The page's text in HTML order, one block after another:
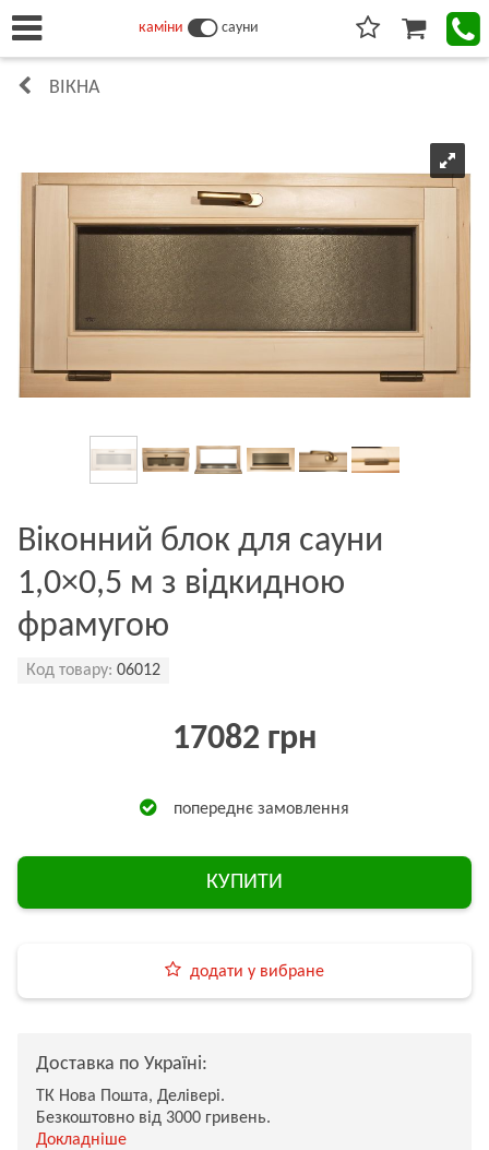
каміни сауни
ВІКНА
Віконний блок для сауни
1,0×0,5 м з відкидною
фрамугою
Код товару: 06012
17082 грн
попереднє замовлення
КУПИТИ
додати у вибране
Доставка по Україні:
ТК Нова Пошта, Делівері.
Безкоштовно від 3000 гривень.
Докладніше